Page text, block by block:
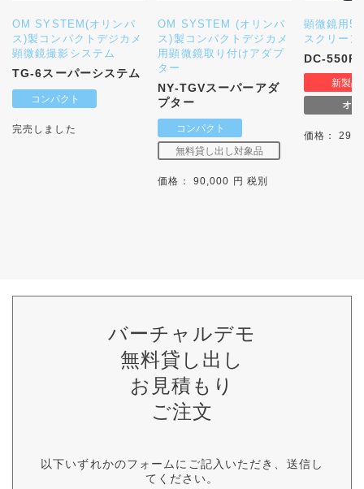
OM SYSTEM(オリンパ
ス)製コンパクトデジカメ
顕微鏡撮影システム
TG-6スーパーシステム
完売しました
OM SYSTEM (オリンパ
ス)製コンパクトデジカメ
用顕微鏡取り付けアダプ
ター
NY-TGVスーパーアダ
プター
価格： 90,000 円 税別
顕微鏡用
スクリー
DC-
価格：
バーチャルデモ
無料貸し出し
お見積もり
ご注文
以下いずれかのフォームにご記入いただき、送信し
てください。